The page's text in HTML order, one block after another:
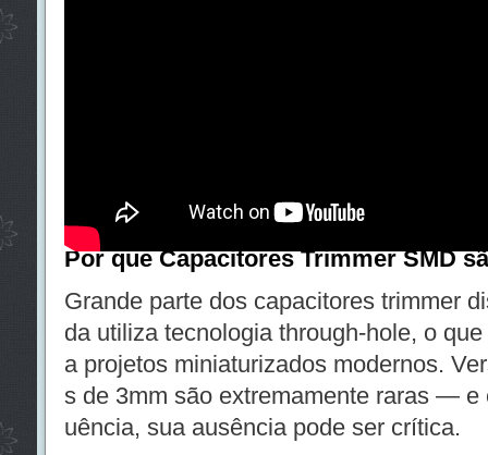
a em estoque.
Por que Capacitores Trimmer SMD
Grande parte dos capacitores trimmer
da utiliza tecnologia through-hole, o
a projetos miniaturizados modernos.
s de 3mm são extremamente raras — e
uência, sua ausência pode ser crítica.